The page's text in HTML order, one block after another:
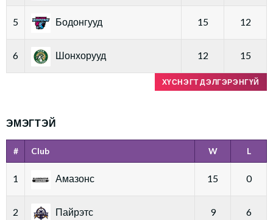
5 Бодонгууд 15 12
6 Шонхорууд 12 15
ХҮСНЭГТ ДЭЛГЭРЭНГҮЙ
ЭМЭГТЭЙ
# Club W L
1 Амазонс 15 0
2 Пайрэтс 9 6